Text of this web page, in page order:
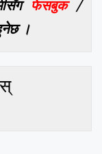
फेसबुक/
।